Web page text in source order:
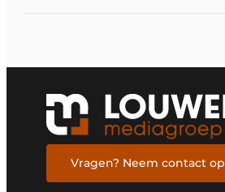
Vragen? Neem contact op